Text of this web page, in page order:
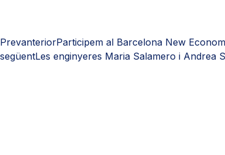
PrevanteriorParticipem al Barcelona New
següentLes enginyeres Maria Salamero i Andrea